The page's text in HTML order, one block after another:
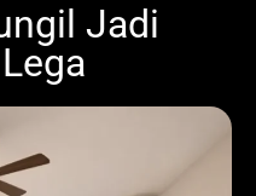
Jadi